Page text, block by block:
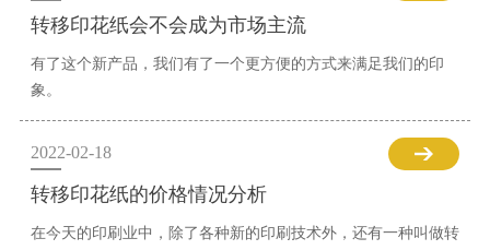
转移印花纸会不会成为市场主流
有了这个新产品，我们有了一个更方便的方式来满足我们的印
象。
2022-02-18
转移印花纸的价格情况分析
在今天的印刷业中，除了各种新的印刷技术外，还有一种叫做转